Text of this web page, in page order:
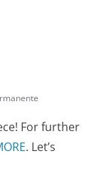
For further
. Let’s